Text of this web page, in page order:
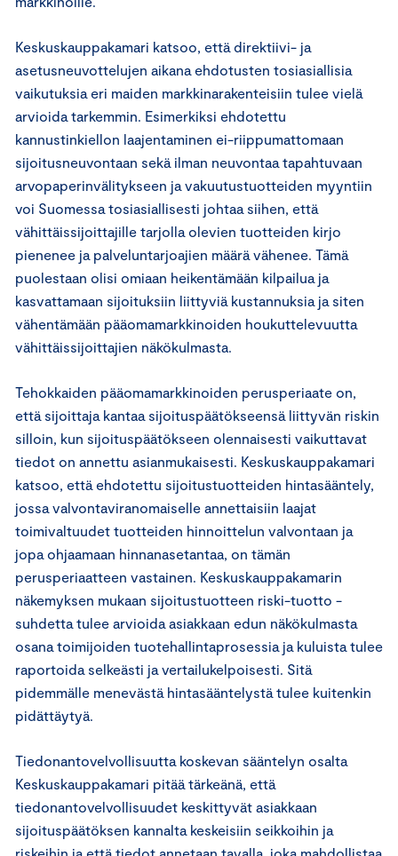
Keskuskauppakamari katsoo, että direktiivi- ja
asetusneuvottelujen aikana ehdotusten tosiasiallisia
vaikutuksia eri maiden markkinarakenteisiin tulee vielä
arvioida tarkemmin. Esimerkiksi ehdotettu
kannustinkiellon laajentaminen ei-riippumattomaan
sijoitusneuvontaan sekä ilman neuvontaa tapahtuvaan
arvopaperinvälitykseen ja vakuutustuotteiden myyntiin
voi Suomessa tosiasiallisesti johtaa siihen, että
vähittäissijoittajille tarjolla olevien tuotteiden kirjo
pienenee ja palveluntarjoajien määrä vähenee. Tämä
puolestaan olisi omiaan heikentämään kilpailua ja
kasvattamaan sijoituksiin liittyviä kustannuksia ja siten
vähentämään pääomamarkkinoiden houkuttelevuutta
vähittäissijoittajien näkökulmasta.
Tehokkaiden pääomamarkkinoiden perusperiaate on,
että sijoittaja kantaa sijoituspäätökseensä liittyvän riskin
silloin, kun sijoituspäätökseen olennaisesti vaikuttavat
tiedot on annettu asianmukaisesti. Keskuskauppakamari
katsoo, että ehdotettu sijoitustuotteiden hintasääntely,
jossa valvontaviranomaiselle annettaisiin laajat
toimivaltuudet tuotteiden hinnoittelun valvontaan ja
jopa ohjaamaan hinnanasetantaa, on tämän
perusperiaatteen vastainen. Keskuskauppakamarin
näkemyksen mukaan sijoitustuotteen riski-tuotto -
suhdetta tulee arvioida asiakkaan edun näkökulmasta
osana toimijoiden tuotehallintaprosessia ja kuluista tulee
raportoida selkeästi ja vertailukelpoisesti. Sitä
pidemmälle menevästä hintasääntelystä tulee kuitenkin
pidättäytyä.
Tiedonantovelvollisuutta koskevan sääntelyn osalta
Keskuskauppakamari pitää tärkeänä, että
tiedonantovelvollisuudet keskittyvät asiakkaan
sijoituspäätöksen kannalta keskeisiin seikkoihin ja